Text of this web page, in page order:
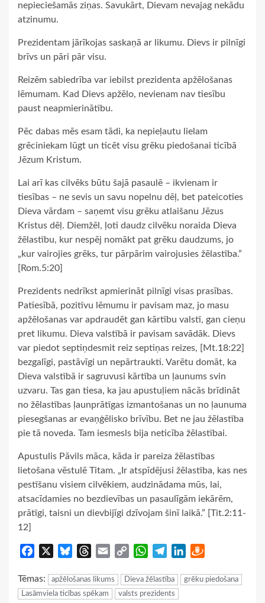
nepieciešamās ziņas. Savukārt, Dievam nevajag nekādu
atzinumu.
Prezidentam jārīkojas saskaņā ar likumu. Dievs ir pilnīgi
brīvs un pāri pār visu.
Reizēm sabiedrība var iebilst prezidenta apžēlošanas
lēmumam. Kad Dievs apžēlo, nevienam nav tiesību
paust neapmierinātību.
Pēc dabas mēs esam tādi, ka nepieļautu lielam
grēciniekam lūgt un ticēt visu grēku piedošanai ticībā
Jēzum Kristum.
Lai arī kas cilvēks būtu šajā pasaulē – ikvienam ir
tiesības – ne sevis un savu nopelnu dēļ, bet pateicoties
Dieva vārdam – saņemt visu grēku atlaišanu Jēzus
Kristus dēļ. Diemžēl, ļoti daudz cilvēku noraida Dieva
žēlastību, kur nespēj nomākt pat grēku daudzums, jo
„kur vairojies grēks, tur pārpārim vairojusies žēlastība.”
[Rom.5:20]
Prezidents nedrīkst apmierināt pilnīgi visas prasības.
Patiesībā, pozitīvu lēmumu ir pavisam maz, jo masu
apžēlošanas var apdraudēt gan kārtību valstī, gan cieņu
pret likumu. Dieva valstībā ir pavisam savādāk. Dievs
var piedot septiņdesmit reiz septiņas reizes, [Mt.18:22]
bezgalīgi, pastāvīgi un nepārtraukti. Varētu domāt, ka
Dieva valstībā ir sagruvusi kārtība un ļaunums svin
uzvaru. Tas gan tiesa, ka jau apustuļiem nācās brīdināt
no žēlastības ļaunprātīgas izmantošanas un no ļaunuma
piesegšanas ar evaņģēlisko brīvību. Bet ne jau žēlastība
pie tā noveda. Tam iesmesls bija neticība žēlastībai.
Apustulis Pāvils māca, kāda ir pareiza žēlastības
lietošana vēstulē Titam. „Ir atspīdējusi žēlastība, kas nes
pestīšanu visiem cilvēkiem, audzinādama mūs, lai,
atsacīdamies no bezdievības un pasaulīgām iekārēm,
prātīgi, taisni un dievbijīgi dzīvojam šinī laikā.” [Tit.2:11-
12]
Facebook BlueskyThreads
Email
Copy
WhatsApp
TelegramLinkedIn
Tēmas: apžēlošanas likums Dieva žēlastība
grēku piedošana
Lasāmviela ticības spēkam
valsts prezidents